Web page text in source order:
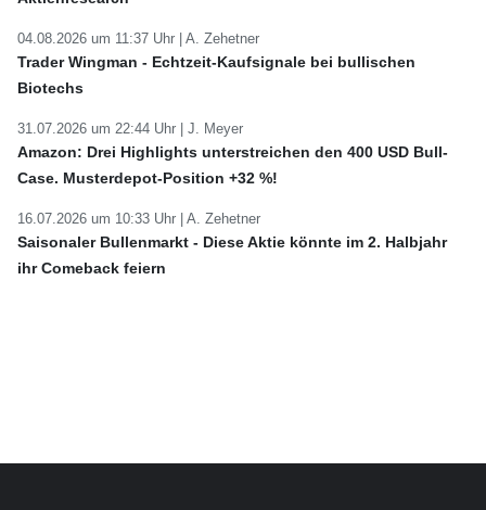
04.08.2026 um 11:37 Uhr | A. Zehetner
Trader Wingman - Echtzeit-Kaufsignale bei bullischen
Biotechs
31.07.2026 um 22:44 Uhr | J. Meyer
Amazon: Drei Highlights unterstreichen den 400 USD Bull-
Case. Musterdepot-Position +32 %!
16.07.2026 um 10:33 Uhr | A. Zehetner
Saisonaler Bullenmarkt - Diese Aktie könnte im 2. Halbjahr
ihr Comeback feiern